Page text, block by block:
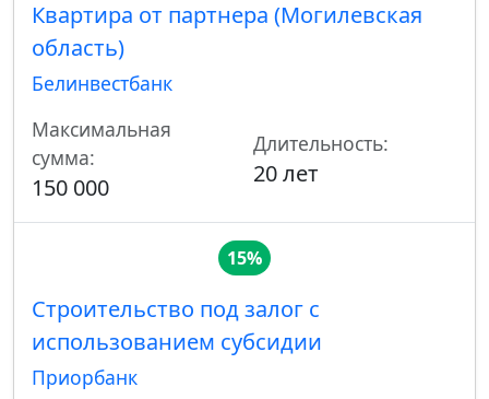
Квартира от партнера (Могилевская
область)
Белинвестбанк
Максимальная
сумма:
150 000
Длительность:
20 лет
15%
Строительство под залог с
использованием субсидии
Приорбанк